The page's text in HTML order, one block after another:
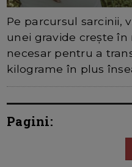
Pe parcursul sarcinii,
unei gravide crește în
necesar pentru a
kilograme în plus
Pagini: